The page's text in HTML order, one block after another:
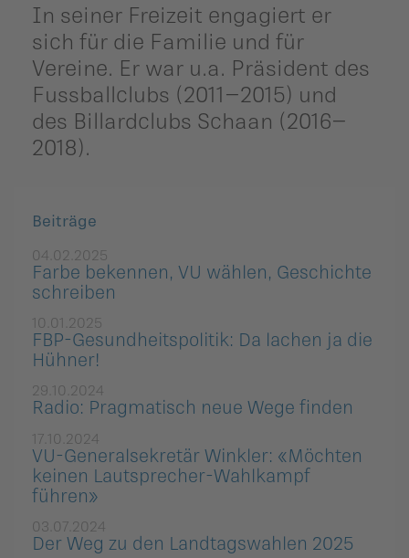
In seiner Freizeit engagiert er
sich für die Familie und für
Vereine. Er war u.a. Präsident des
Fussballclubs (2011–2015) und
des Billardclubs Schaan (2016–
2018).
Beiträge
04.02.2025
Farbe bekennen, VU wählen, Geschichte
schreiben
10.01.2025
FBP-Gesundheitspolitik: Da lachen ja die
Hühner!
29.10.2024
Radio: Pragmatisch neue Wege finden
17.10.2024
VU-Generalsekretär Winkler: «Möchten
keinen Lautsprecher-Wahlkampf
führen»
03.07.2024
Der Weg zu den Landtagswahlen 2025